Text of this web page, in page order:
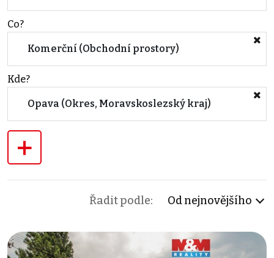
Co?
Komerční (Obchodní prostory)
Kde?
Opava (Okres, Moravskoslezský kraj)
+
Řadit podle: Od nejnovějšího